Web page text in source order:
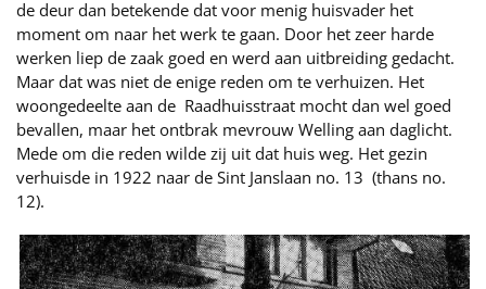
de deur dan betekende dat voor menig huisvader het
moment om naar het werk te gaan. Door het zeer harde
werken liep de zaak goed en werd aan uitbreiding gedacht.
Maar dat was niet de enige reden om te verhuizen. Het
woongedeelte aan de Raadhuisstraat mocht dan wel goed
bevallen, maar het ontbrak mevrouw Welling aan daglicht.
Mede om die reden wilde zij uit dat huis weg. Het gezin
verhuisde in 1922 naar de Sint Janslaan no. 13 (thans no.
12).